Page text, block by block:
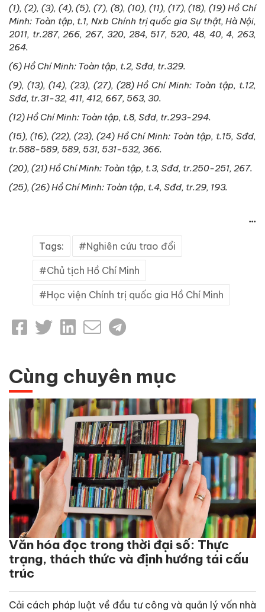
(1), (2), (3), (4), (5), (7), (8), (10), (11), (17), (18), (19) Hồ Chí
Minh: Toàn tập, t.1, Nxb Chính trị quốc gia Sự thật, Hà Nội,
2011, tr.287, 266, 267, 320, 284, 517, 520, 48, 40, 4, 263,
264.
(6) Hồ Chí Minh: Toàn tập, t.2, Sđd, tr.329.
(9), (13), (14), (23), (27), (28) Hồ Chí Minh: Toàn tập, t.12,
Sđd, tr.31-32, 411, 412, 667, 563, 30.
(12) Hồ Chí Minh: Toàn tập, t.8, Sđd, tr.293-294.
(15), (16), (22), (23), (24) Hồ Chí Minh: Toàn tập, t.15, Sđd,
tr.588-589, 589, 531, 531-532, 366.
(20), (21) Hồ Chí Minh: Toàn tập, t.3, Sđd, tr.250-251, 267.
(25), (26) Hồ Chí Minh: Toàn tập, t.4, Sđd, tr.29, 193.
...
Tags: Nghiên cứu trao đổi
Chủ tịch Hồ Chí Minh
Học viện Chính trị quốc gia Hồ Chí Minh
Cùng chuyên mục
Văn hóa đọc trong thời đại số: Thực
trạng, thách thức và định hướng tái cấu
trúc
Cải cách pháp luật về đầu tư công và quản lý vốn nhà